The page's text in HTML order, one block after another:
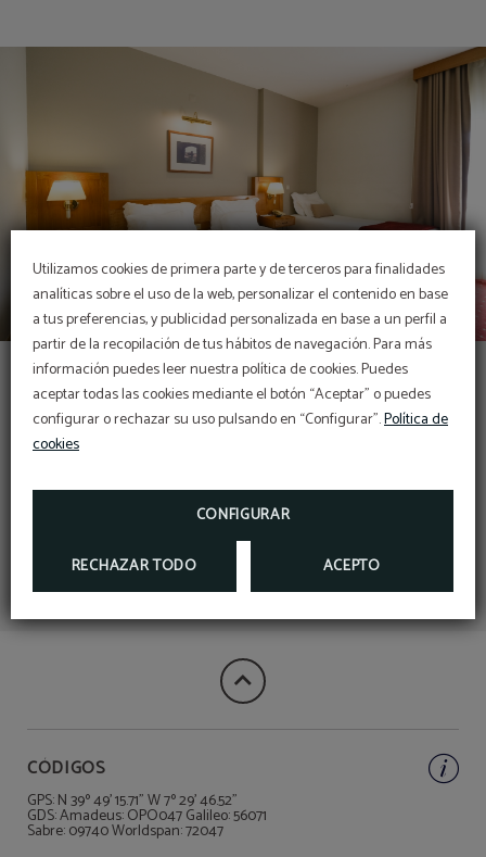
Utilizamos cookies de primera parte y de terceros para finalidades
analíticas sobre el uso de la web, personalizar el contenido en base
a tus preferencias, y publicidad personalizada en base a un perfil a
partir de la recopilación de tus hábitos de navegación. Para más
información puedes leer nuestra política de cookies. Puedes
aceptar todas las cookies mediante el botón “Aceptar” o puedes
configurar o rechazar su uso pulsando en “Configurar”.Política de
cookies
CONFIGURAR
RECHAZAR TODO ACEPTO
Habitación triple
CÓDIGOS
GPS: N 39º 49' 15.71" W 7º 29' 46.52"
GDS: Amadeus: OPO047 Galileo: 56071
Sabre: 09740 Worldspan: 72047